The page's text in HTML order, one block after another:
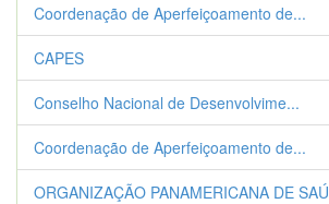
Coordenação de Aperfeiçoamento de...
CAPES
Conselho Nacional de Desenvolvime...
Coordenação de Aperfeiçoamento de...
ORGANIZAÇÃO PANAMERICANA DE